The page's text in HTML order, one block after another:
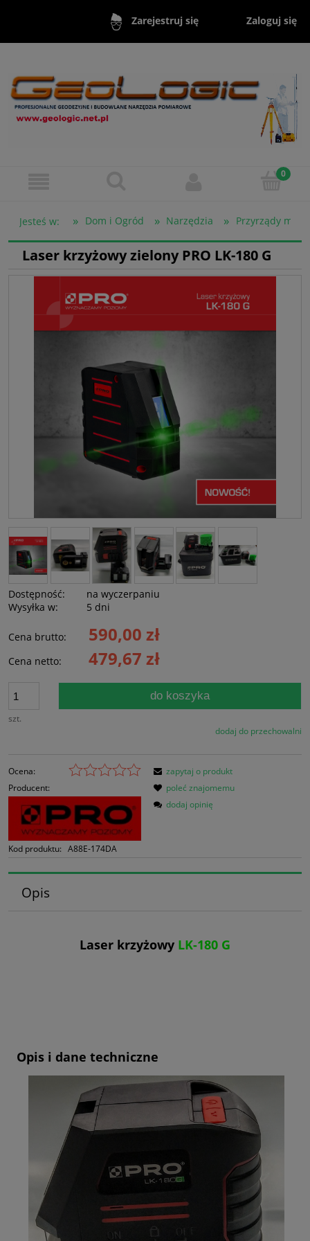
Zarejestruj się Zaloguj się
Jesteś w: » Dom i Ogród » Narzędzia » Przyrządy
Laser krzyżowy zielony PRO LK-180 G
Dostępność:
na wyczerpaniu
Wysyłka w:
5 dni
Cena brutto: 590,00 zł
Cena netto: 479,67 zł
szt.
do koszyka
dodaj do przechowalni
Ocena:
Producent:
Kod produktu: A88E-174DA
zapytaj o produkt
poleć znajomemu
dodaj opinię
Opis
Laser krzyżowy LK-180 G
Opis i dane techniczne